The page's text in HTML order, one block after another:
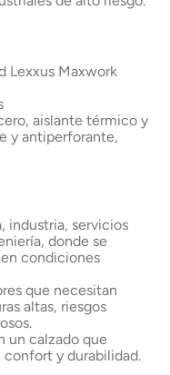
Lexxus Maxwork
aislante térmico y
y antiperforante,
industria, servicios
donde se
condiciones
que necesitan
altas, riesgos
un calzado que
y durabilidad.